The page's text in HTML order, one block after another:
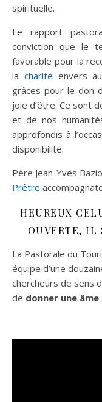
spirituelle.
Le rapport
conviction que le
favorable pour la
la charité envers
grâces pour le don
joie d’être. Ce sont
et de nos
approfondis à
disponibilité.
Père Jean-Yves
Prêtre
HEUREUX
OUVERTE, IL
La Pastorale du
équipe d’une
chercheurs de sens
de donner une